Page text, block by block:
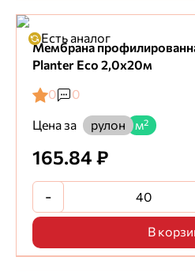
Есть аналог
Мембрана
Planter Eco 2,0х20м
0
0
Цена за
рулон м²
165.84 ₽
-
В